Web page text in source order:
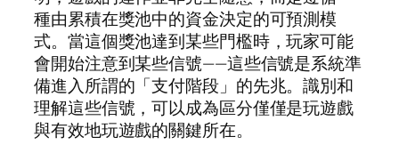
種由累積在獎池中的資金決定的可預測模
式。當這個獎池達到某些門檻時，玩家可能
會開始注意到某些信號——這些信號是系統準
備進入所謂的「支付階段」的先兆。識別和
理解這些信號，可以成為區分僅僅是玩遊戲
與有效地玩遊戲的關鍵所在。